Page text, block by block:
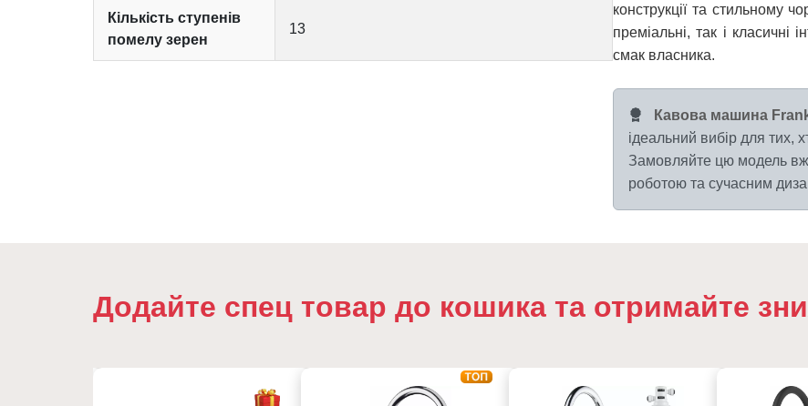
Кількість ступенів
помелу зерен
13
конструкції та стильному
преміальні, так і класичні
смак власника.
Кавова машина
ідеальний вибір для тих,
Замовляйте цю модель
роботою та сучасним
Додайте спец товар до кошика та отримайте